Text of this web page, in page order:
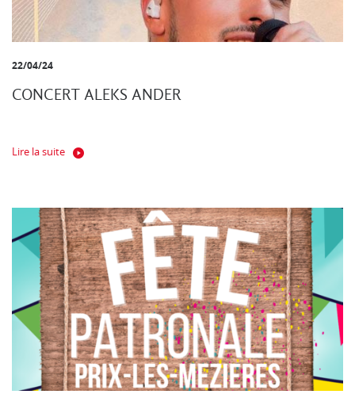
22/04/24
CONCERT ALEKS ANDER
Lire la suite